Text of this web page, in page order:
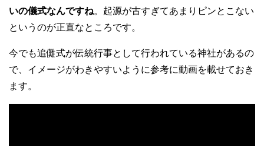
いの儀式なんですね。起源が古すぎてあまりピンとこない
というのが正直なところです。
今でも追儺式が伝統行事として行われている神社があるの
で、イメージがわきやすいように参考に動画を載せておき
ます。